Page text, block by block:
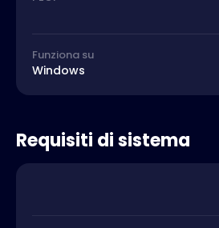
Funziona su
Windows
Requisiti di sistema